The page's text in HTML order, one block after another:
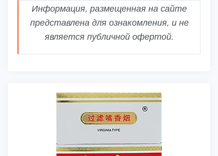
Информация, размещенная на сайте
представлена для ознакомления, и не
является публичной офертой.